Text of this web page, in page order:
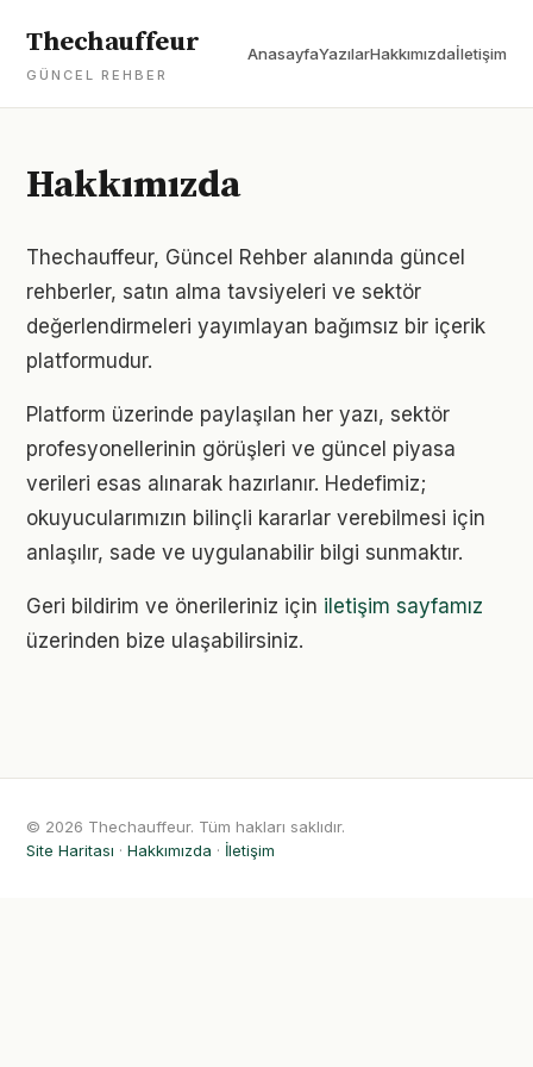
Thechauffeur
GÜNCEL REHBER
AnasayfaYazılarHakkımızdaİletişim
Hakkımızda
Thechauffeur, Güncel Rehber alanında güncel
rehberler, satın alma tavsiyeleri ve sektör
değerlendirmeleri yayımlayan bağımsız bir içerik
platformudur.
Platform üzerinde paylaşılan her yazı, sektör
profesyonellerinin görüşleri ve güncel piyasa
verileri esas alınarak hazırlanır. Hedefimiz;
okuyucularımızın bilinçli kararlar verebilmesi için
anlaşılır, sade ve uygulanabilir bilgi sunmaktır.
Geri bildirim ve önerileriniz için iletişim sayfamız
üzerinden bize ulaşabilirsiniz.
© 2026 Thechauffeur. Tüm hakları saklıdır.
Site Haritası · Hakkımızda · İletişim